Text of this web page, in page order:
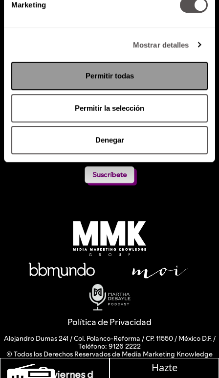
Marketing
Mostrar detalles
Permitir todas
Permitir la selección
Denegar
lunes a viernes de 10 a 13 hrs.
Hazte
RECUPERA ID
Suscríbete
Política de Privacidad
Alejandro Dumas 241 / Col. Polanco-Reforma / CP. 11550 / México D.F. /
Teléfono: 9126 2222
© Todos los Derechos Reservados de Media Marketing Knowledge
Group www.mmkgroup.com.mx
Prohibida la reproducción total o parcial, incluyendo cualquier medio